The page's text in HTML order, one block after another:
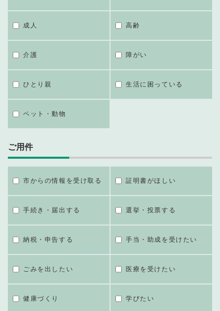
成人 高齢
介護 障がい
ひとり親 生活に困っている
ペット・動物
ご用件
市からの情報を受け取る 証明書がほしい
手続き・届出する 選挙・投票する
納税・申告する 手当・助成を受けたい
ごみを出したい 医療を受けたい
健康づくり 学びたい